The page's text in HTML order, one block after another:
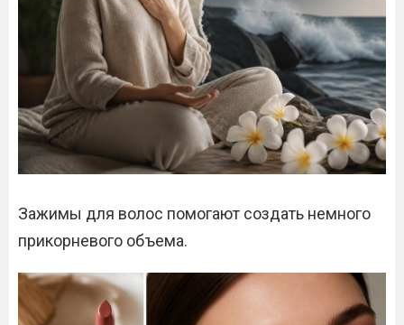
Зажимы для волос помогают создать немного
прикорневого объема.